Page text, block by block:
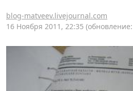
blog-matveev.livejournal.com
16 Ноября 2011, 22:35